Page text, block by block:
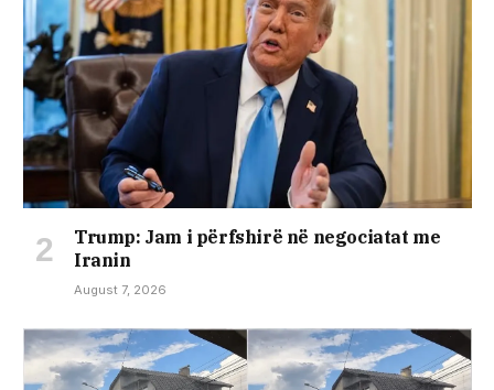
Trump: Jam i përfshirë në negociatat me
Iranin
August 7, 2026